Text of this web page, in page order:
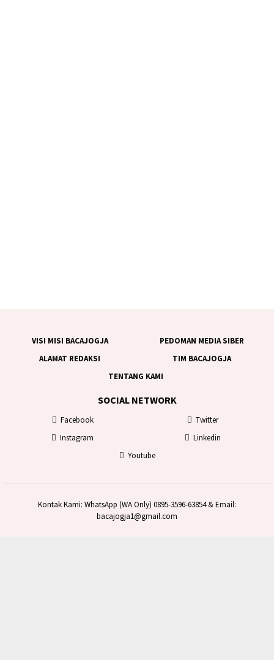
VISI MISI BACAJOGJA
PEDOMAN MEDIA SIBER
ALAMAT REDAKSI
TIM BACAJOGJA
TENTANG KAMI
SOCIAL NETWORK
Facebook
Twitter
Instagram
Linkedin
Youtube
Kontak Kami: WhatsApp (WA Only) 0895-3596-63854 & Email:
bacajogja1@gmail.com